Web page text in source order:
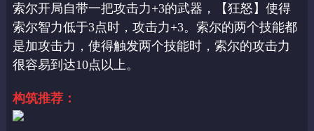
索尔开局自带一把攻击力+3的武器，【狂怒】使得
索尔智力低于3点时，攻击力+3。索尔的两个技能都
是加攻击力，使得触发两个技能时，索尔的攻击力
很容易到达10点以上。
构筑推荐：